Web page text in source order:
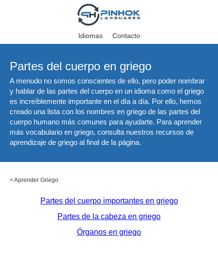
Idiomas Contacto
Partes del cuerpo en griego
A menudo no somos conscientes de ello, pero poder nombrar
y hablar de las partes del cuerpo en un idioma como el griego
es increíblemente importante en el día a día. Por ello, hemos
creado una lista con los nombres en griego de las partes del
cuerpo humano más comunes para ayudarte. Para aprender
más vocabulario en griego, consulta nuestros recursos de
aprendizaje de griego al final de la página.
<Aprender Griego
Partes del cuerpo importantes en griego
Partes de la cabeza en griego
Órganos en griego